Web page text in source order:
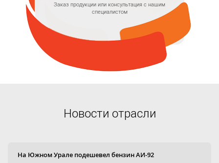
Заказ продукции или консультация с нашим
специалистом
Новости отрасли
На Южном Урале подешевел бензин АИ-92